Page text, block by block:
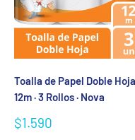
Toalla de Papel Doble Hoja
12m · 3 Rollos · Nova
Precio
$1.590